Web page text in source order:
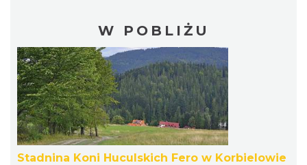
W POBLIŻU
Stadnina Koni Huculskich Fero w Korbielowie